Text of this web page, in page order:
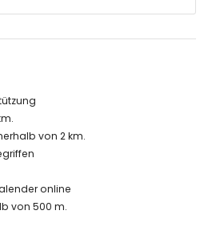
Mittelmeer (innerhalb von 4
Strand (innerhalb von 4
von Moraira (innerhalb von 4
Senillar (innerhalb von 4
(innerhalb von 100 Kilometern
Valencia (> 100 Kilometer)
von 2 km.
online
von 500 m.